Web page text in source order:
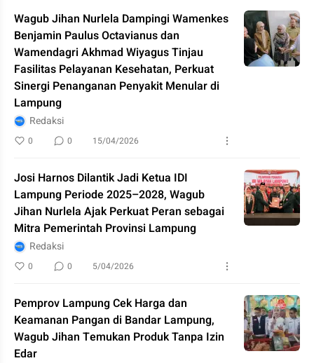
Wagub Jihan Nurlela Dampingi Wamenkes
Benjamin Paulus Octavianus dan
Wamendagri Akhmad Wiyagus Tinjau
Fasilitas Pelayanan Kesehatan, Perkuat
Sinergi Penanganan Penyakit Menular di
Lampung
Redaksi
0 0 15/04/2026
Josi Harnos Dilantik Jadi Ketua IDI
Lampung Periode 2025–2028, Wagub
Jihan Nurlela Ajak Perkuat Peran sebagai
Mitra Pemerintah Provinsi Lampung
Redaksi
0 0 5/04/2026
Pemprov Lampung Cek Harga dan
Keamanan Pangan di Bandar Lampung,
Wagub Jihan Temukan Produk Tanpa Izin
Edar